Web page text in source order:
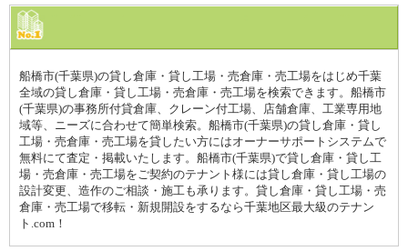
船橋市(千葉県)の貸し倉庫・貸し工場・売倉庫・売工場をはじめ千葉
全域の貸し倉庫・貸し工場・売倉庫・売工場を検索できます。船橋市
(千葉県)の事務所付貸倉庫、クレーン付工場、店舗倉庫、工業専用地
域等、ニーズに合わせて簡単検索。船橋市(千葉県)の貸し倉庫・貸し
工場・売倉庫・売工場を貸したい方にはオーナーサポートシステムで
無料にて査定・掲載いたします。船橋市(千葉県)で貸し倉庫・貸し工
場・売倉庫・売工場をご契約のテナント様には貸し倉庫・貸し工場の
設計変更、造作のご相談・施工も承ります。貸し倉庫・貸し工場・売
倉庫・売工場で移転・新規開設をするなら千葉地区最大級のテナン
ト.com！